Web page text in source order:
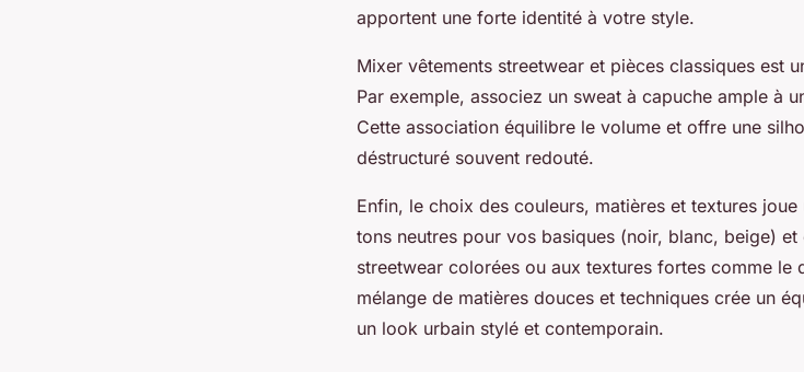
apportent une forte identité à votre style.
Mixer vêtements streetwear et pièces classiques est
Par exemple, associez un sweat à capuche ample à
Cette association équilibre le volume et offre une
déstructuré souvent redouté.
Enfin, le choix des couleurs, matières et textures
tons neutres pour vos basiques (noir, blanc, beige)
streetwear colorées ou aux textures fortes comme le
mélange de matières douces et techniques crée un
un look urbain stylé et contemporain.